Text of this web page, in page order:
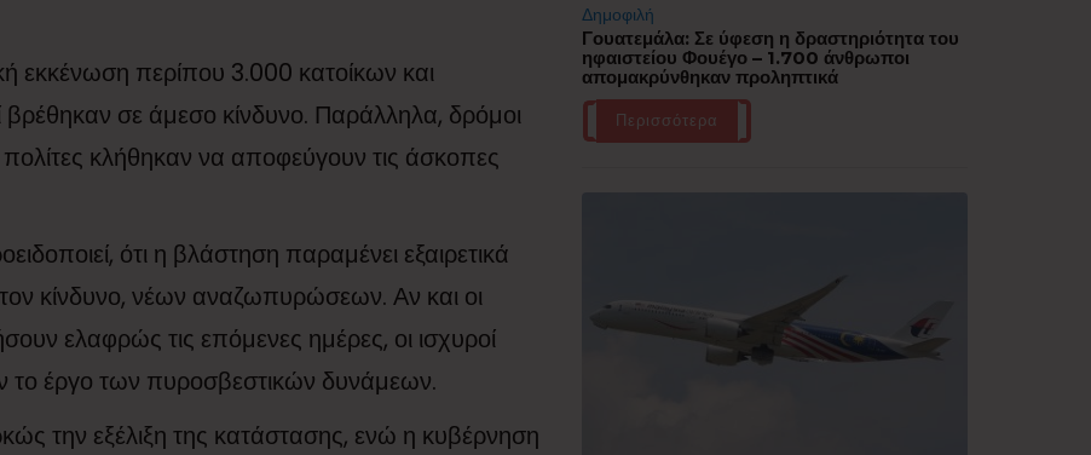
εκκένωση περίπου 3.000 κατοίκων και
βρέθηκαν σε άμεσο κίνδυνο. Παράλληλα, δρόμοι
κλήθηκαν να αποφεύγουν τις άσκοπες
ότι η βλάστηση παραμένει εξαιρετικά
κίνδυνο, νέων αναζωπυρώσεων. Αν και οι
ελαφρώς τις επόμενες ημέρες, οι ισχυροί
το έργο των πυροσβεστικών δυνάμεων.
την εξέλιξη της κατάστασης, ενώ η κυβέρνηση
Δημοφιλή
Γουατεμάλα: Σε ύφεση η δραστηριότητα του
ηφαιστείου Φουέγο – 1.700 άνθρωποι
απομακρύνθηκαν προληπτικά
Περισσότερα